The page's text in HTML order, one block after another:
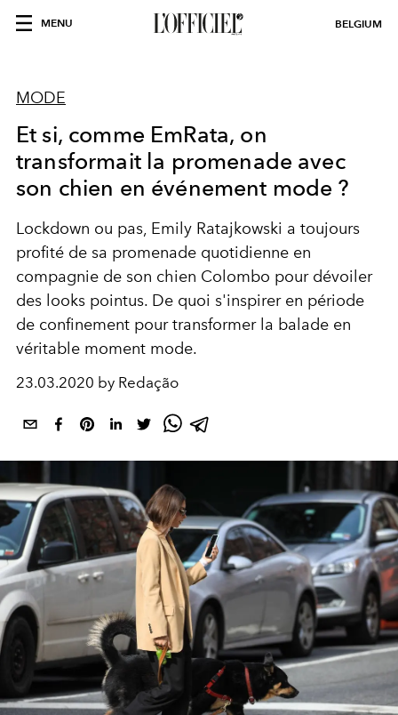
MENU BELGIUM
MODE
Et si, comme EmRata, on
transformait la promenade avec
son chien en événement mode ?
Lockdown ou pas, Emily Ratajkowski a toujours
profité de sa promenade quotidienne en
compagnie de son chien Colombo pour dévoiler
des looks pointus. De quoi s'inspirer en période
de confinement pour transformer la balade en
véritable moment mode.
23.03.2020 by Redação